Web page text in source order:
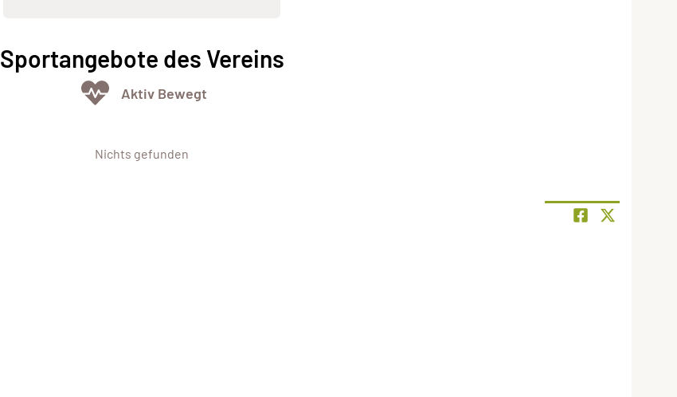
Sportangebote des Vereins
Aktiv Bewegt
Nichts gefunden